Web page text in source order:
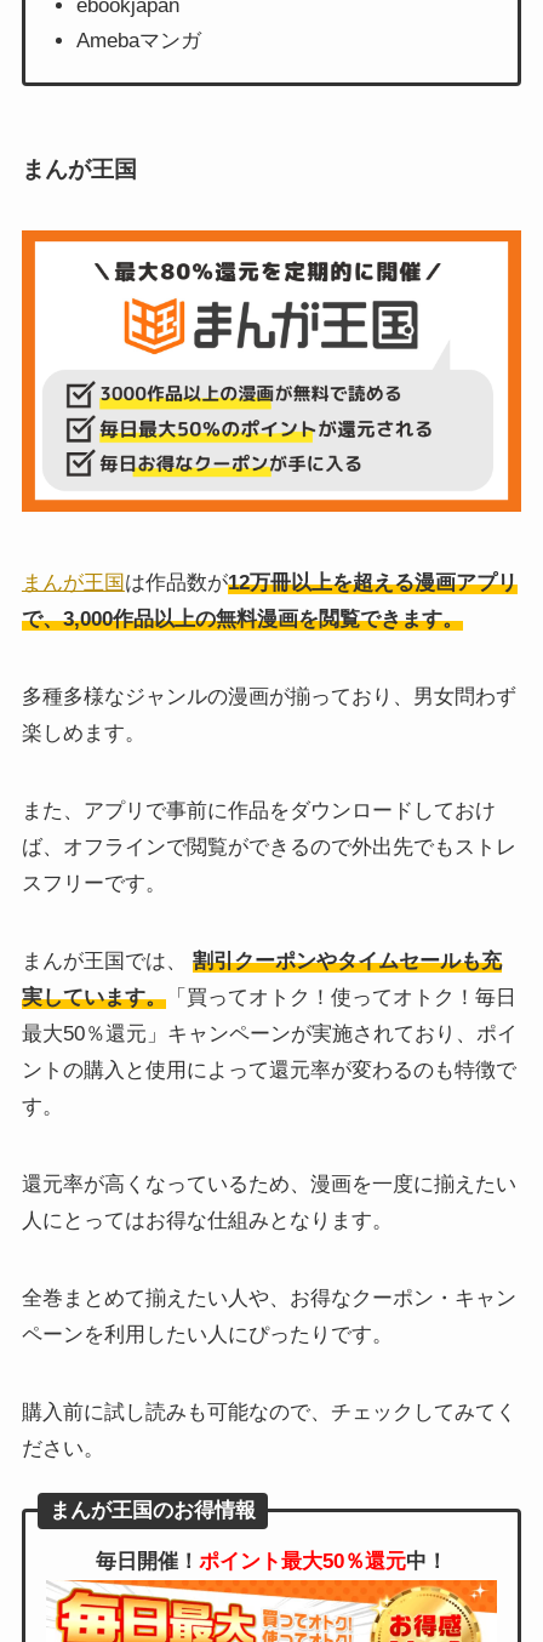
ebookjapan
Amebaマンガ
まんが王国
まんが王国 は作品数が12万冊以上を超える漫画アプリ
で、3,000作品以上の無料漫画を閲覧できます。
多種多様なジャンルの漫画が揃っており、男女問わず
楽しめます。
また、アプリで事前に作品をダウンロードしておけ
ば、オフラインで閲覧ができるので外出先でもストレ
スフリーです。
まんが王国では、 割引クーポンやタイムセールも充
実しています。「買ってオトク！使ってオトク！毎日
最大50％還元」キャンペーンが実施されており、ポイ
ントの購入と使用によって還元率が変わるのも特徴で
す。
還元率が高くなっているため、漫画を一度に揃えたい
人にとってはお得な仕組みとなります。
全巻まとめて揃えたい人や、お得なクーポン・キャン
ペーンを利用したい人にぴったりです。
購入前に試し読みも可能なので、チェックしてみてく
ださい。
まんが王国のお得情報
毎日開催！ ポイント最大50％還元中！